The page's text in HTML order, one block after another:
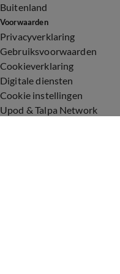
Buitenland
Voorwaarden
Privacyverklaring
Gebruiksvoorwaarden
Cookieverklaring
Digitale diensten
Cookie instellingen
Upod & Talpa Network